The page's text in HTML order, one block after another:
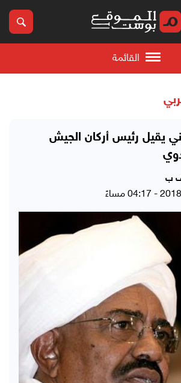
القائمة
يقيل رئيس أركان الجيش
ب